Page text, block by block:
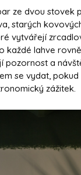
ze dvou stovek
starých
vytvářejí
každé lahve
pozornost a
se vydat, pokud
zážitek.